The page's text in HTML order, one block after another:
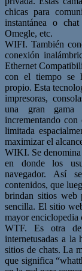
chicas para
instantánea o
Omegle, etc.
WIFI. También
conexión
Ethernet
con el tiempo se
propio. Esta
impresoras,
una gran gama
incrementando
limitada
maximizar el
WIKI. Se denomina
en donde los
navegador. Así
contenidos, que
brindan sitios web
sencilla. El sitio
mayor enciclopedia
WTF. Es otra de
internetusadas a la
sitios de chats. La
que significa